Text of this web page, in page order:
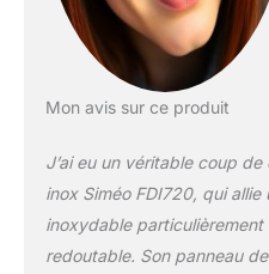
du
Mon avis sur ce produit
J’ai eu un véritable coup
inox Siméo FDI720, qui allie
inoxydable
redoutable. Son panneau